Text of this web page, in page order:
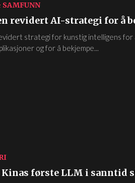
revidert AI-strategi for å
strategi for kunstig intelligens for
og for å bekjempe...
Kinas første LLM i sanntid